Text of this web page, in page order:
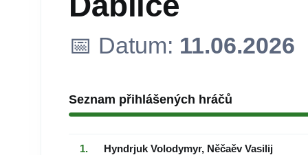
📅 Datum: 11.06.2026
Seznam přihlášených hráčů
Hyndrjuk Volodymyr, Něčaěv Vasilij